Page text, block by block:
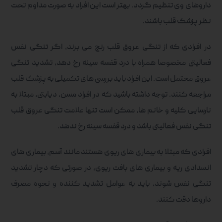
داروهای وی تنظیم گردد. بهتر است این افراد به صورت مداوم تحت
نظر پزشک قلب باشند.
در افرادی که از تنگی عروق قلب رنج می برند، اگر تنگی نفس
فعالیتی مخصوصا همراه با درد قفسه سینه رخ دهد، تشدید تنگی
عروق محتمل است. این افراد باید بررسی های تکمیلی به پزشک قلب
مراجعه کنند. توجه داشته باشید که در افراد مسن، دیابتی، مبتلا به
نارسایی کلیه و خانم ها، ممکن است تنها علامت تنگی عروق قلب
تنگی نفس فعالیتی باشد و درد قفسه سینه رخ ندهد.
افرادی که مبتلا به بیماری های ریوی هستند مانند آسم، بیماری های
انسدادی ریه و بیماری های بافت ریوی، در صورتی که دچار تشدید
تنگی نفس شوند، باید به عوامل تشدید کننده و نحوه مصرف
داروها دقت کنند.